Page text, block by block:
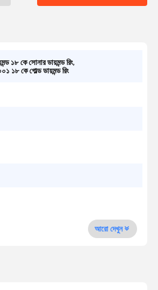
১৮ কে সোনার ডায়মন্ড রিং,
১৮ কে গোল্ড ডায়মন্ড রিং
আরো দেখুন